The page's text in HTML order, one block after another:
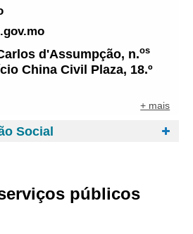
d'Assumpção, n.os
China Civil Plaza, 18.º
+ mais
Social
públicos